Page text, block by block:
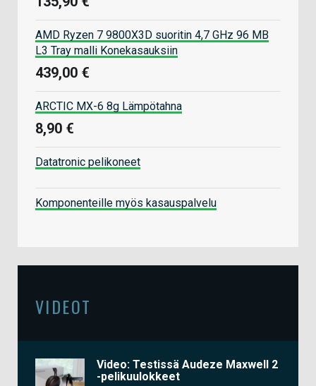
AMD Ryzen 7 9800X3D suoritin 4,7 GHz 96 MB
L3 Tray malli Konekasauksiin
439,00 €
ARCTIC MX-6 8g Lämpötahna
8,90 €
Datatronic pelikoneet
Komponenteille myös kasauspalvelu
VIDEOT
Video: Testissä Audeze Maxwell 2
-pelikuulokkeet